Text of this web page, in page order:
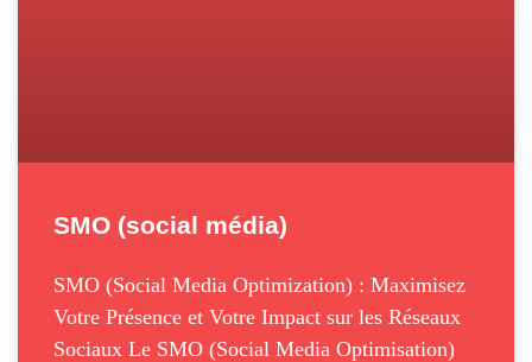
SMO (social média)
SMO (Social Media Optimization) : Maximisez
Votre Présence et Votre Impact sur les Réseaux
Sociaux Le SMO (Social Media Optimisation)